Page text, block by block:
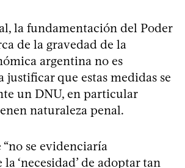
la fundamentación del Poder
de la gravedad de la
argentina no es
justificar que estas medidas se
un DNU, en particular
naturaleza penal.
se evidenciaría
‘necesidad’ de adoptar tan